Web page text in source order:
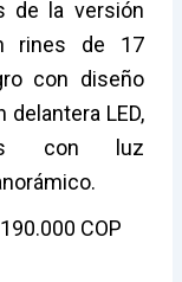
de la versión
rines de 17
con diseño
LED,
con luz
COP